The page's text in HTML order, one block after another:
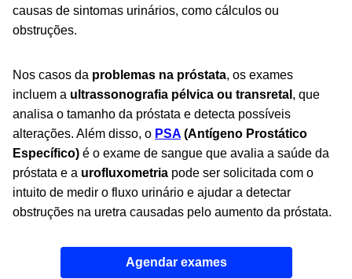
causas de sintomas urinários, como cálculos ou
obstruções.
Nos casos da problemas na próstata, os exames
incluem a ultrassonografia pélvica ou transretal , que
analisa o tamanho da próstata e detecta possíveis
alterações. Além disso, o PSA (Antígeno Prostático
Específico) é o exame de sangue que avalia a saúde da
próstata e a urofluxometria pode ser solicitada com o
intuito de medir o fluxo urinário e ajudar a detectar
obstruções na uretra causadas pelo aumento da próstata.
Agendar exames